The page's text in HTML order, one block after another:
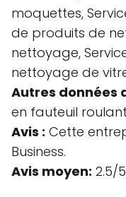
moquettes,
de produits de
nettoyage,
nettoyage de
Autres données
en fauteuil
Avis : Cette
Business.
Avis moyen: 2.5/